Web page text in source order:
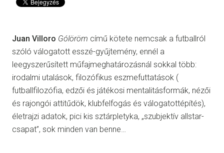
Juan Villoro Gólöröm című kötete nemcsak a futballról
szóló válogatott esszé-gyűjtemény, ennél a
leegyszerűsített műfajmeghatározásnál sokkal több:
irodalmi utalások, filozófikus eszmefuttatások (
futballfilozófia, edzői és játékosi mentalitásformák, nézői
és rajongói attitűdök, klubfelfogás és válogatottépítés),
életrajzi adatok, pici kis sztárpletyka, „szubjektív allstar-
csapat”, sok minden van benne…